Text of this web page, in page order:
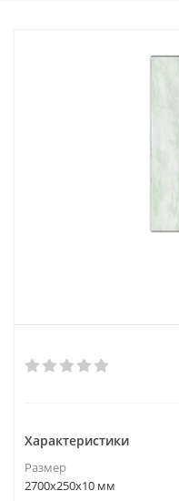
Характеристики
Размер
2700х250х10 мм